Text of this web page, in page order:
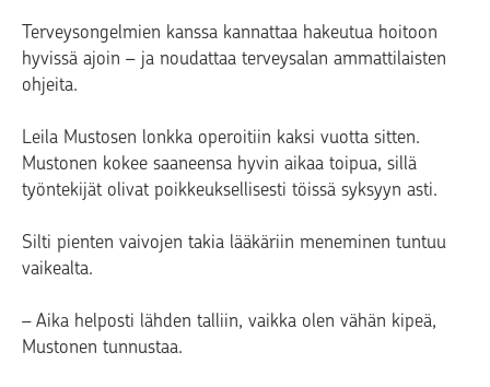
Terveysongelmien kanssa kannattaa hakeutua hoitoon
hyvissä ajoin – ja noudattaa terveysalan ammattilaisten
ohjeita.
Leila Mustosen lonkka operoitiin kaksi vuotta sitten.
Mustonen kokee saaneensa hyvin aikaa toipua, sillä
työntekijät olivat poikkeuksellisesti töissä syksyyn asti.
Silti pienten vaivojen takia lääkäriin meneminen tuntuu
vaikealta.
– Aika helposti lähden talliin, vaikka olen vähän kipeä,
Mustonen tunnustaa.